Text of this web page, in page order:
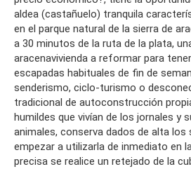
aldea (castañuelo) tranquila
en el parque natural de la sierra de
a 30 minutos de la ruta de la plata,
aracenavivienda a reformar para
escapadas habituales de fin de
senderismo, ciclo-turismo o
tradicional de autoconstrucción
humildes que vivían de los jornales y
animales, conserva dados de alta
empezar a utilizarla de inmediato en
precisa se realice un retejado de la